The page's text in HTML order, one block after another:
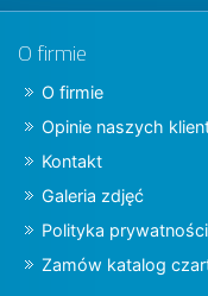
O firmie
O firmie
Opinie naszych
Kontakt
Galeria zdjęć
Polityka prywatności
Zamów katalog